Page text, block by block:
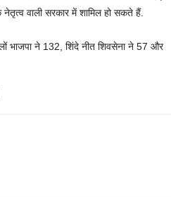
वाली सरकार में शामिल हो सकते हैं.
भाजपा ने 132, शिंदे नीत शिवसेना ने 57 और